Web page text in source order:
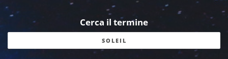
Cerca il termine